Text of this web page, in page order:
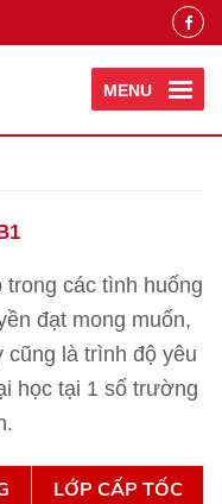
MENU
các tình huống
đạt mong muốn,
là trình độ yêu
học tại 1 số trường
LỚP CẤP TỐC